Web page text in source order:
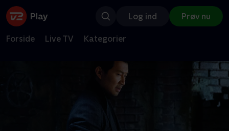
Log ind Prøv nu
Forside Live TV Kategorier